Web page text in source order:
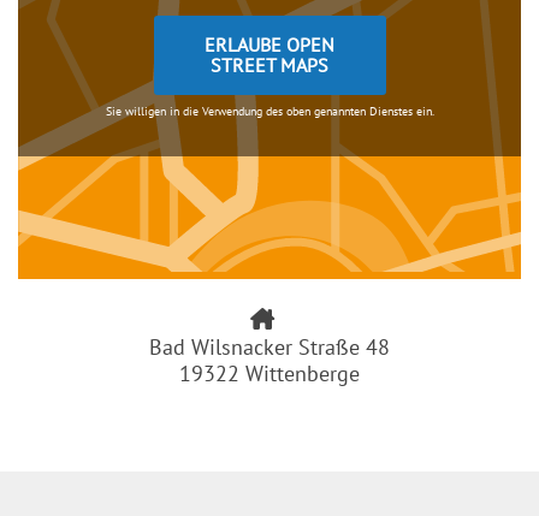
ERLAUBE OPEN
STREET MAPS
Sie willigen in die Verwendung des oben genannten Dienstes ein.
Bad Wilsnacker Straße 48
19322 Wittenberge